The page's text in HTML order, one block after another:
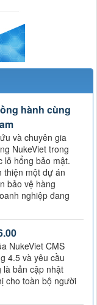
hành cùng
và chuyên gia
NukeViet trong
lỗ hổng bảo mật.
thiện một dự án
bảo vệ hàng
nghiệp đang
NukeViet CMS
4.5 và yêu cầu
là bản cập nhật
cho toàn bộ người